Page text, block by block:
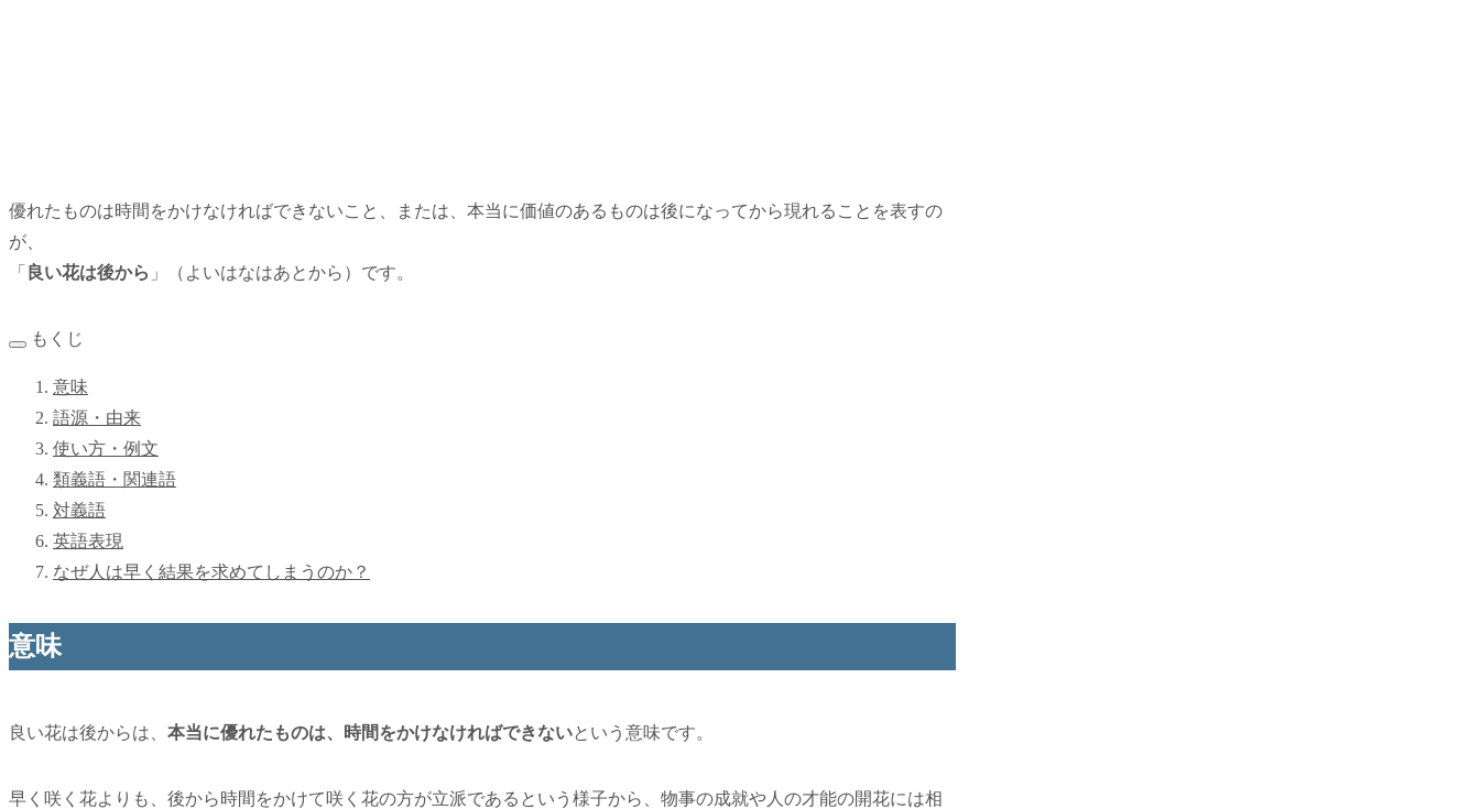
優れたものは時間をかけなければできないこと、または、本当に価値のあるものは後になってから現れることを表すの
が、
「 良い花は後から 」（よいはなはあとから）です。
もくじ
意味
語源・由来
使い方・例文
類義語・関連語
対義語
英語表現
なぜ人は早く結果を求めてしまうのか？
意味
良い花は後からは、 本当に優れたものは、時間をかけなければできないという意味です。
早く咲く花よりも、後から時間をかけて咲く花の方が立派であるという様子から、物事の成就や人の才能の開花には相